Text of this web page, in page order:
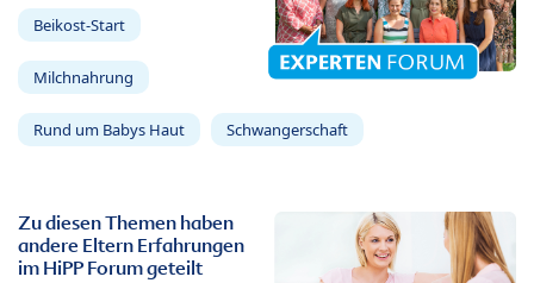
Beikost-Start
Milchnahrung
Rund um Babys Haut Schwangerschaft
Zu diesen Themen haben
andere Eltern Erfahrungen
im HiPP Forum geteilt